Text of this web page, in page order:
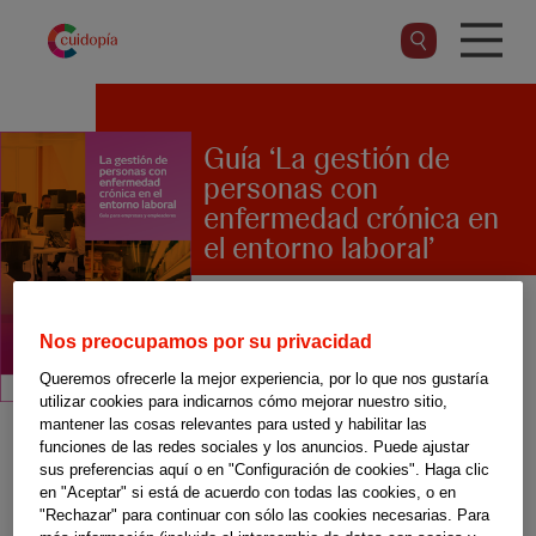
contenido
Guía ‘La gestión de
personas con
enfermedad crónica en
el entorno laboral’
El desarrollo en el ámbito
laboral favorece una mejor
calidad de vida, pero las
personas con una enfermedad
crónica se ven más afectadas
Nos preocupamos por su privacidad
Queremos ofrecerle la mejor experiencia, por lo que nos gustaría
utilizar cookies para indicarnos cómo mejorar nuestro sitio,
mantener las cosas relevantes para usted y habilitar las
funciones de las redes sociales y los anuncios. Puede ajustar
sus preferencias aquí o en "Configuración de cookies". Haga clic
en "Aceptar" si está de acuerdo con todas las cookies, o en
"Rechazar" para continuar con sólo las cookies necesarias. Para